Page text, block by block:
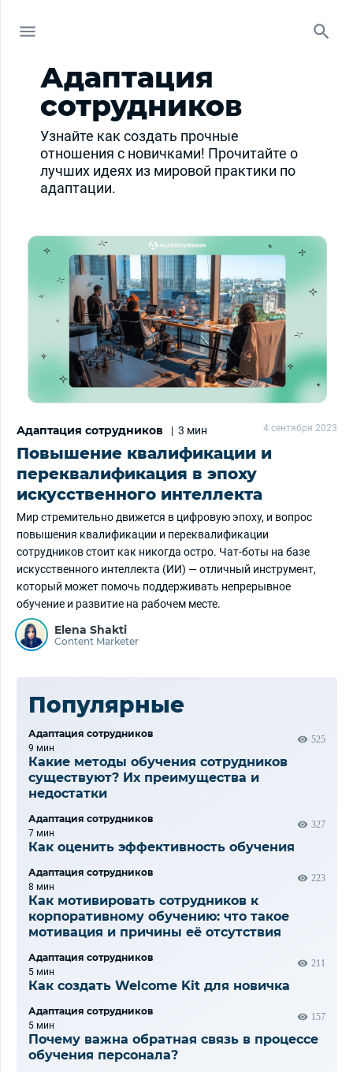
Адаптация
сотрудников
Узнайте как создать прочные
отношения с новичками! Прочитайте о
лучших идеях из мировой практики по
адаптации.
Адаптация сотрудников | 3 мин 4 сентября 2023
Повышение квалификации и
переквалификация в эпоху
искусственного интеллекта
Мир стремительно движется в цифровую эпоху, и вопрос
повышения квалификации и переквалификации
сотрудников стоит как никогда остро. Чат-боты на базе
искусственного интеллекта (ИИ) — отличный инструмент,
который может помочь поддерживать непрерывное
обучение и развитие на рабочем месте.
Elena Shakti
Content Marketer
Популярные
Адаптация сотрудников
9 мин
525
Какие методы обучения сотрудников
существуют? Их преимущества и
недостатки
Адаптация сотрудников
7 мин
327
Как оценить эффективность обучения
Адаптация сотрудников
8 мин
223
Как мотивировать сотрудников к
корпоративному обучению: что такое
мотивация и причины её отсутствия
Адаптация сотрудников
5 мин
211
Как создать Welcome Kit для новичка
Адаптация сотрудников
5 мин
157
Почему важна обратная связь в процессе
обучения персонала?